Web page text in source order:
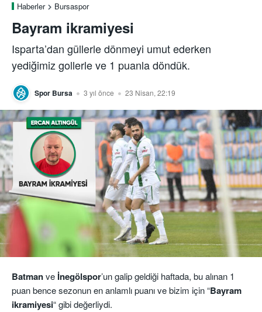
Haberler Bursaspor
Bayram ikramiyesi
Isparta’dan güllerle dönmeyi umut ederken
yediğimiz gollerle ve 1 puanla döndük.
Spor Bursa 3 yıl önce 23 Nisan, 22:19
Batmanve İnegölspor’un galip geldiği haftada, bu alınan 1
puan bence sezonun en anlamlı puanı ve bizim için “Bayram
ikramiyesi“ gibi değerliydi.